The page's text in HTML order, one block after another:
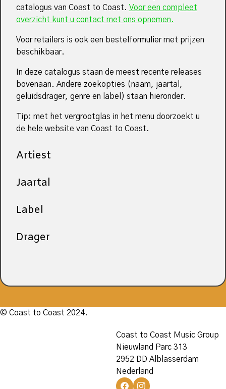
catalogus van Coast to Coast. Voor een compleet
overzicht kunt u contact met ons opnemen.
Voor retailers is ook een bestelformulier met prijzen
beschikbaar.
In deze catalogus staan de meest recente releases
bovenaan. Andere zoekopties (naam, jaartal,
geluidsdrager, genre en label) staan hieronder.
Tip: met het vergrootglas in het menu doorzoekt u
de hele website van Coast to Coast.
Artiest
Jaartal
Label
Drager
© Coast to Coast 2024.
Coast to Coast Music Group
Nieuwland Parc 313
2952 DD Alblasserdam
Nederland